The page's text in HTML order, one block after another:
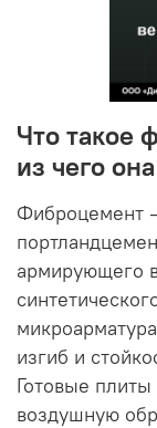
Что такое
из чего
Фиброцемент
армирующего
изгиб и
Готовые
воздушную